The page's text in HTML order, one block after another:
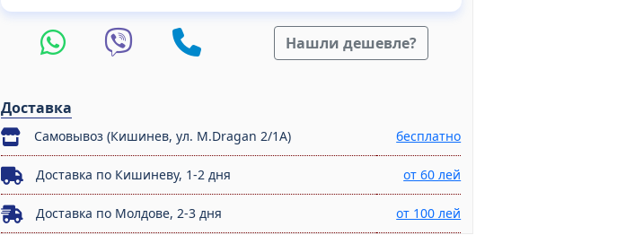
Нашли дешевле?
Доставка
Самовывоз (Кишинев, ул. M.Dragan 2/1A) бесплатно
Доставка по Кишиневу, 1-2 дня от 60 лей
Доставка по Молдове, 2-3 дня от 100 лей